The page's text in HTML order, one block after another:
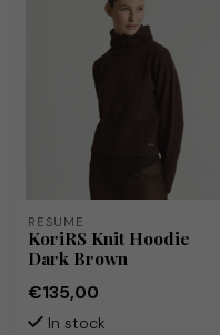
RÉSUMÉ
KoriRS Knit Hoodie
Dark Brown
€135,00
In stock